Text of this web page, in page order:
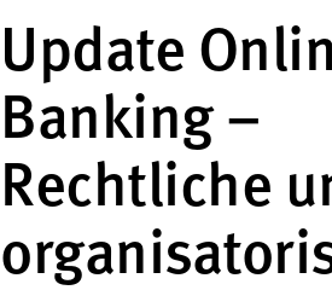
Update
Banking –
Rechtliche